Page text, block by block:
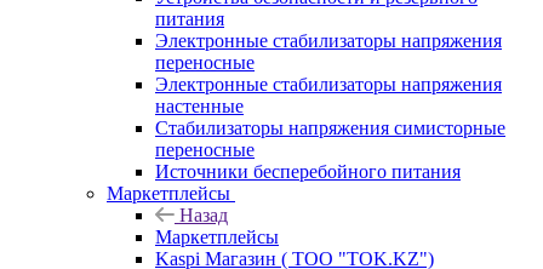
питания
Электронные стабилизаторы напряжения
переносные
Электронные стабилизаторы напряжения
настенные
Стабилизаторы напряжения симисторные
переносные
Источники бесперебойного питания
Маркетплейсы
Назад
Маркетплейсы
Kaspi Магазин ( ТОО "TOK.KZ")